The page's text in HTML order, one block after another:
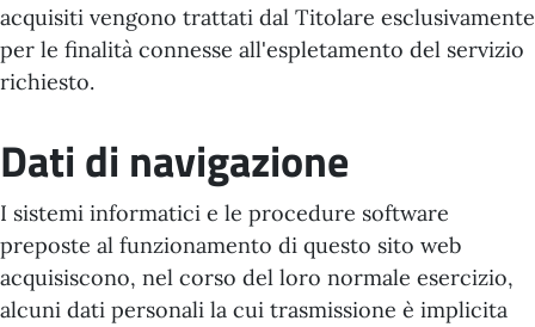
acquisiti vengono trattati dal Titolare esclusivamente
per le finalità connesse all'espletamento del servizio
richiesto.
Dati di navigazione
I sistemi informatici e le procedure software
preposte al funzionamento di questo sito web
acquisiscono, nel corso del loro normale esercizio,
alcuni dati personali la cui trasmissione è implicita